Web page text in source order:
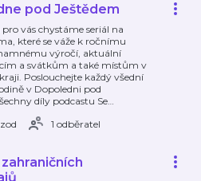
pod Ještědem
vás chystáme seriál na
které se váže k ročnímu
výročí, aktuální
a svátkům a také místům v
Poslouchejte každý všední
v Dopoledni pod
díly podcastu Se…
1 odběratel